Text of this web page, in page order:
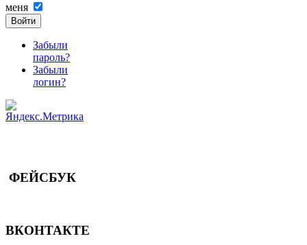
меня
Войти
Забыли
пароль?
Забыли
логин?
ФЕЙСБУК
ВКОНТАКТЕ